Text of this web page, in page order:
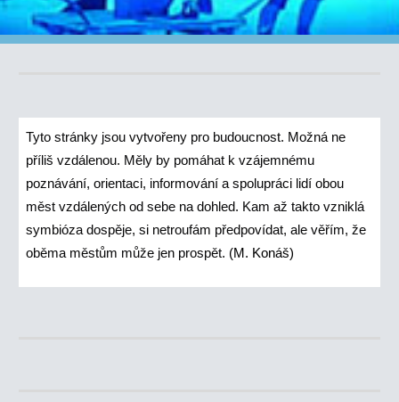
Tyto stránky jsou vytvořeny pro budoucnost. Možná ne
příliš vzdálenou. Měly by pomáhat k vzájemnému
poznávání, orientaci, informování a spolupráci lidí obou
měst vzdálených od sebe na dohled. Kam až takto vzniklá
symbióza dospěje, si netroufám předpovídat, ale věřím, že
oběma městům může jen prospět. (M. Konáš)